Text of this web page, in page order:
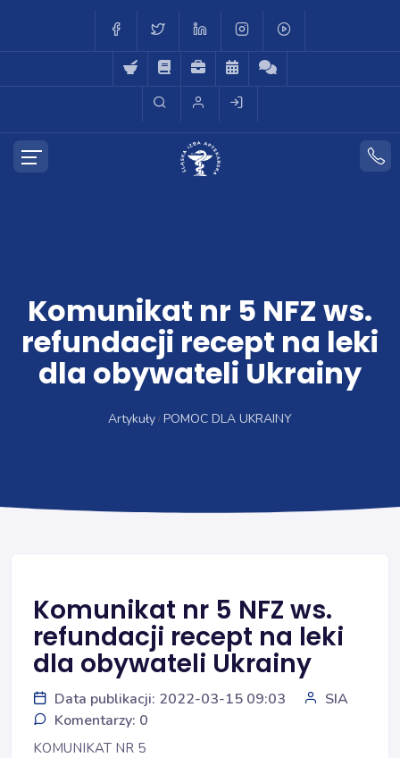
Komunikat nr 5 NFZ ws.
refundacji recept na leki
dla obywateli Ukrainy
Artykuły POMOC DLA UKRAINY
Komunikat nr 5 NFZ ws.
refundacji recept na leki
dla obywateli Ukrainy
Data publikacji: 2022-03-15 09:03
SIA
Komentarzy: 0
KOMUNIKAT NR 5